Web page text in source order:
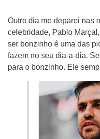
Outro dia me deparei nas
celebridade, Pablo
ser bonzinho é uma das
fazem no seu dia-a-dia.
para o bonzinho. Ele